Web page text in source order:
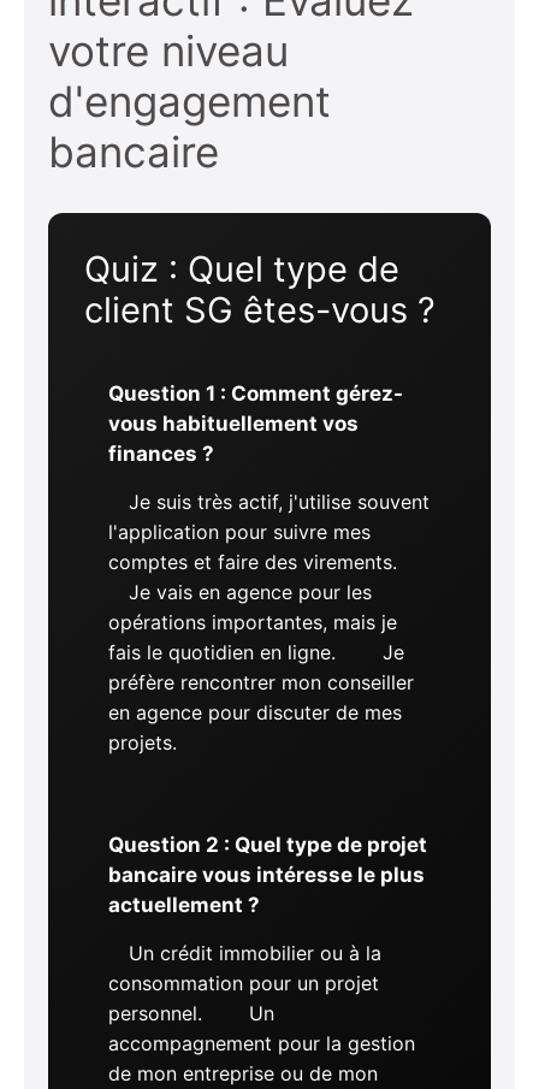
votre niveau
d'engagement
bancaire
Quiz : Quel type de
client SG êtes-vous ?
Question 1 : Comment gérez-
vous habituellement vos
finances ?
Je suis très actif, j'utilise souvent
l'application pour suivre mes
comptes et faire des virements.
Je vais en agence pour les
opérations importantes, mais je
fais le quotidien en ligne.
Je
préfère rencontrer mon conseiller
en agence pour discuter de mes
projets.
Question 2 : Quel type de projet
bancaire vous intéresse le plus
actuellement ?
Un crédit immobilier ou à la
consommation pour un projet
personnel.
Un
accompagnement pour la gestion
de mon entreprise ou de mon